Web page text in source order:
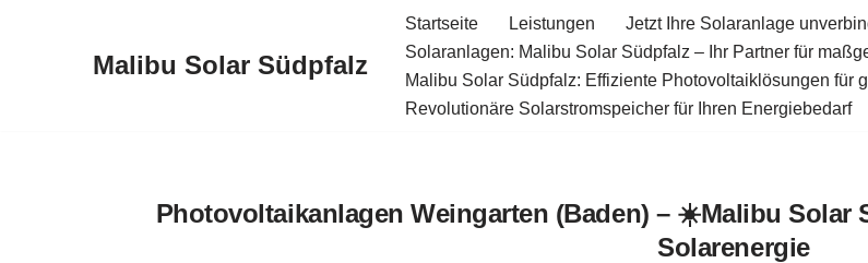
Malibu Solar Südpfalz
Startseite Leistungen
Jetzt Ihre Solaranlage
Solaranlagen: Malibu Solar Südpfalz – Ihr Partner für
Malibu Solar Südpfalz: Effiziente Photovoltaiklösungen für
Revolutionäre Solarstromspeicher für Ihren Energiebedarf
Photovoltaikanlagen Weingarten (Baden) – ☀️Malibu Solar
Solarenergie